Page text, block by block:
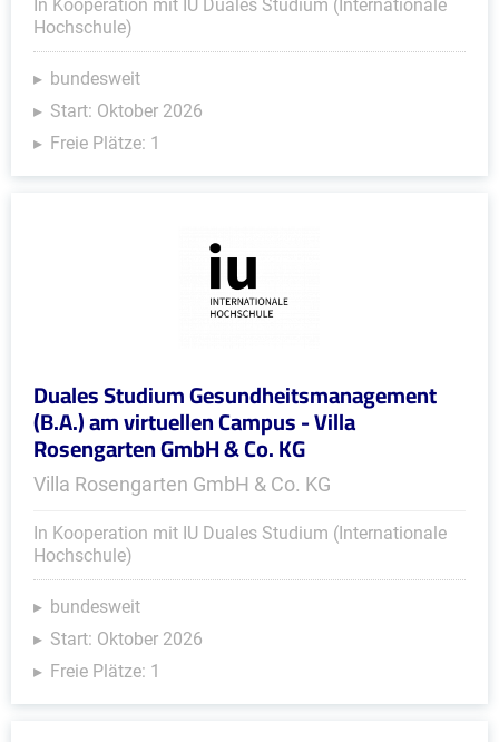
In Kooperation mit IU Duales Studium (Internationale
Hochschule)
bundesweit
Start: Oktober 2026
Freie Plätze: 1
Duales Studium Gesundheitsmanagement
(B.A.) am virtuellen Campus - Villa
Rosengarten GmbH & Co. KG
Villa Rosengarten GmbH & Co. KG
In Kooperation mit IU Duales Studium (Internationale
Hochschule)
bundesweit
Start: Oktober 2026
Freie Plätze: 1